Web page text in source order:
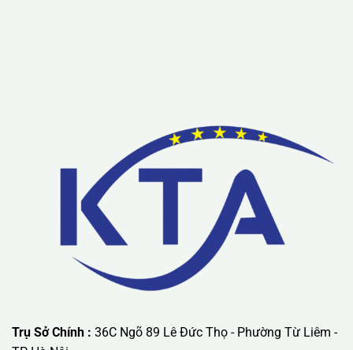
Lưu ý: Liên hệ chúng tôi được áp dụng chương trình khuyến
mãi ưu đãi có giá trị lớn nhất.